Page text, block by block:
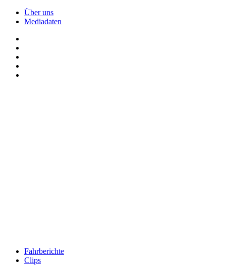
Über uns
Mediadaten
Fahrberichte
Clips